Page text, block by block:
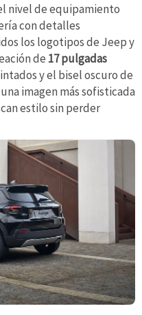
nivel de equipamiento
con detalles
los logotipos de Jeep y
de 17 pulgadas
y el bisel oscuro de
imagen más sofisticada
estilo sin perder